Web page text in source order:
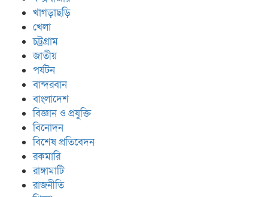
খাগড়াছড়ি
খেলা
চট্রগ্রাম
জাতীয়
পর্যটন
বান্দরবান
বাংলাদেশ
বিজ্ঞান ও প্রযুক্তি
বিনোদন
বিশেষ প্রতিবেদন
রকমারি
রাঙ্গামাটি
রাজনীতি